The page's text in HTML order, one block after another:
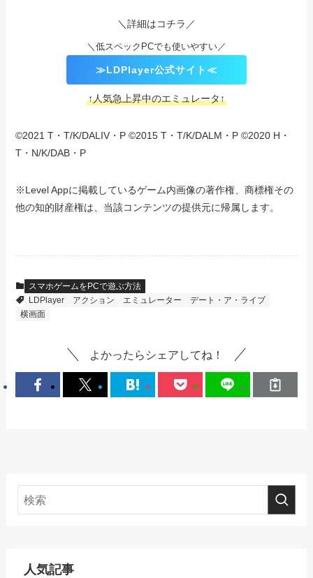
＼詳細はコチラ／
＼低スペックPCでも使いやすい／
≫LDPlayer公式サイト≪
↑人気急上昇中のエミュレータ↑
©2021 T・T/K/DALIV・P ©2015 T・T/K/DALM・P ©2020 H・
T・N/K/DAB・P
※Level Appに掲載しているゲーム内画像の著作権、商標権その
他の知的財産権は、当該コンテンツの提供元に帰属します。
スマホゲームをPCで遊ぶ方法
LDPlayer
アクション エミュレーター
デート・ア・ライブ
横画面
よかったらシェアしてね！
人気記事